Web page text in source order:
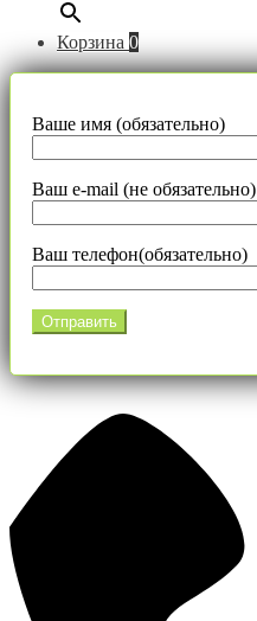
Корзина 0
Ваше имя (обязательно)
Ваш e-mail (не обязательно)
Ваш телефон(обязательно)